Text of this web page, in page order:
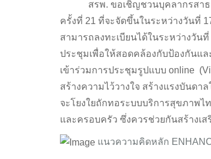
สรพ. ขอเชิญชวนบุคลากรสาธาร
ครั้งที่ 21 ที่จะจัดขึ้นในระหว่างวันที่
สามารถลงทะเบียนได้ในระหว่างวั
ประชุมเพื่อให้สอดคล้องกับป้องกันแล
เข้าร่วมการประชุมรูปแบบ online
สร้างความไว้วางใจ สร้างแรงบันดา
จะโยงใยถักทอระบบบริการสุขภาพ
และครอบครัว ซึ่งควรช่วยกันสร้างเ
แนวความคิดหลัก